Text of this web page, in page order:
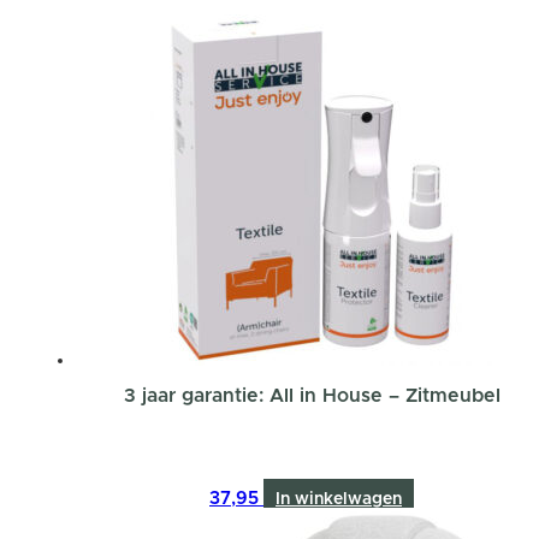
3 jaar garantie: All in House – Zitmeubel
37,95 In winkelwagen